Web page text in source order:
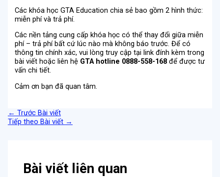
Các khóa học GTA Education chia sẻ bao gồm 2 hình thức:
miễn phí và trả phí.
Các nền tảng cung cấp khóa học có thể thay đổi giữa miễn
phí – trả phí bất cứ lúc nào mà không báo trước. Để có
thông tin chính xác, vui lòng truy cập tại link đính kèm trong
bài viết hoặc liên hệ GTA hotline 0888-558-168 để được tư
vấn chi tiết.
Cảm ơn bạn đã quan tâm.
← Trước Bài viết
Tiếp theo Bài viết →
Bài viết liên quan